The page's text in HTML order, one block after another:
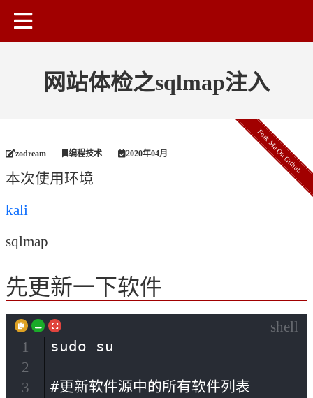
网站体检之sqlmap注入
Fork Me On Github
zodream 编程技术 2020年04月
本次使用环境
kali
sqlmap
先更新一下软件
shell
sudo su
#更新软件源中的所有软件列表
1
2
3